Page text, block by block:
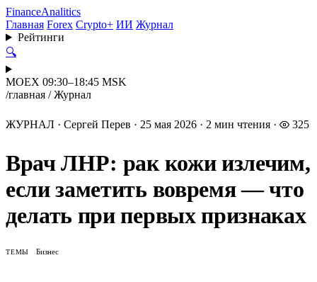
FinanceAnalitics
Главная Forex Crypto+ ИИ Журнал
Рейтинги
🔍
MOEX 09:30–18:45 MSK
/главная / Журнал
ЖУРНАЛ · Сергей Перев · 25 мая 2026 · 2 мин чтения · 325
Врач ЛНР: рак кожи излечим,
если заметить вовремя — что
делать при первых признаках
ТЕМЫ Бизнес